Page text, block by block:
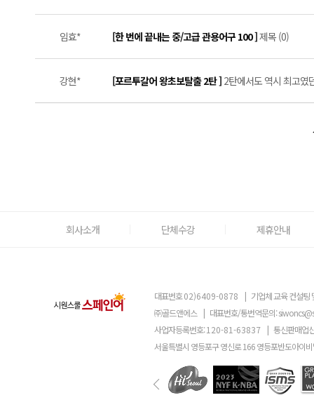
임효* [한 번에 끝내는 중/고급 관용어구 100 ]제목 (0)
강현* [포르투갈어 왕초보탈출 2탄 ] 2탄에서도 역시 최고였
회사소개 단체수강 제휴안내
대표번호02)6409-0878 | 기업체 교육 컨설팅
㈜골드앤에스 | 대표번호/통번역문의:
사업자등록번호:120-81-63837 | 통신판매업
서울특별시 영등포구 영신로 166 영등포반도아이